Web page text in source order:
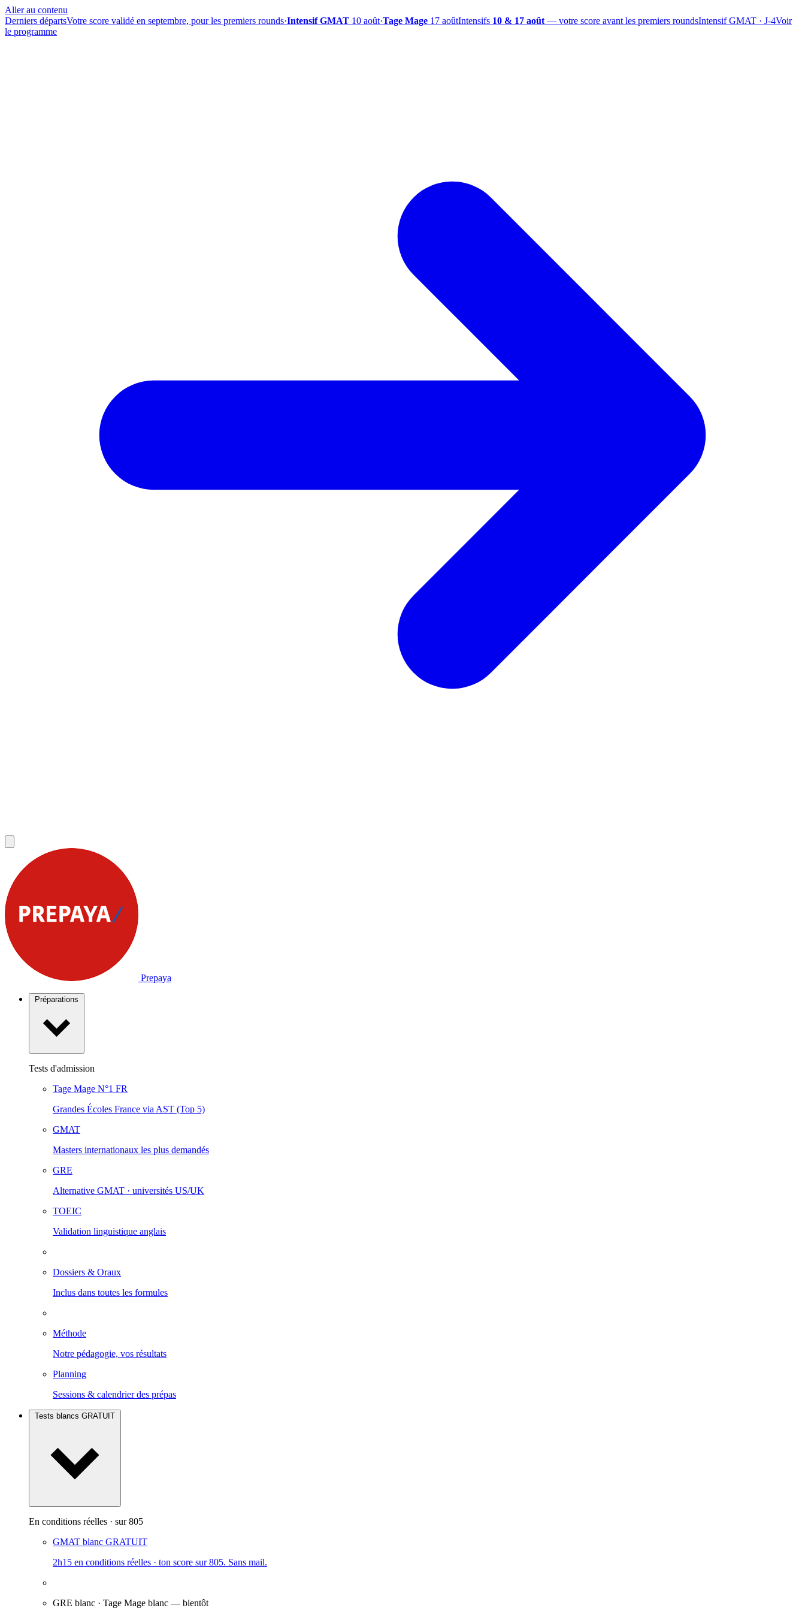
Aller au contenu
Derniers départsVotre score validé en septembre, pour les premiers rounds·Intensif GMAT 10 août·Tage Mage 17 aoûtIntensifs 10 & 17 août — votre score avant les premiers roundsIntensif GMAT · J-4Voir
le programme
Prepaya
Tests d'admission
Tage Mage N°1 FR
Grandes Écoles France via AST (Top 5)
GMAT
Masters internationaux les plus demandés
GRE
Alternative GMAT · universités US/UK
TOEIC
Validation linguistique anglais
Dossiers & Oraux
Inclus dans toutes les formules
Méthode
Notre pédagogie, vos résultats
Planning
Sessions & calendrier des prépas
Tests blancs GRATUIT
En conditions réelles · sur 805
GMAT blanc GRATUIT
2h15 en conditions réelles · ton score sur 805. Sans mail.
GRE blanc · Tage Mage blanc — bientôt